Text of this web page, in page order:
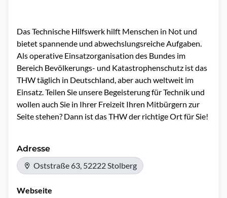
Das Technische Hilfswerk hilft Menschen in Not und
bietet spannende und abwechslungsreiche Aufgaben.
Als operative Einsatzorganisation des Bundes im
Bereich Bevölkerungs- und Katastrophenschutz ist das
THW täglich in Deutschland, aber auch weltweit im
Einsatz. Teilen Sie unsere Begeisterung für Technik und
wollen auch Sie in Ihrer Freizeit Ihren Mitbürgern zur
Seite stehen? Dann ist das THW der richtige Ort für Sie!
Adresse
Oststraße 63, 52222 Stolberg
Webseite